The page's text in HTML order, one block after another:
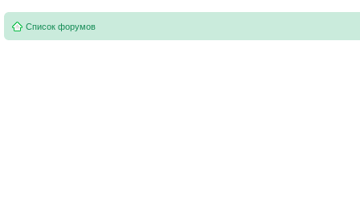
Список форумов